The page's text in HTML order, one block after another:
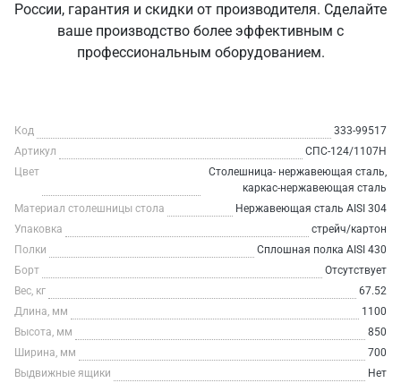
России, гарантия и скидки от производителя. Сделайте
ваше производство более эффективным с
профессиональным оборудованием.
Код
333-99517
Артикул
СПС-124/1107Н
Цвет
Столешница- нержавеющая сталь,
каркас-нержавеющая сталь
Материал столешницы стола
Нержавеющая сталь AISI 304
Упаковка
стрейч/картон
Полки
Сплошная полка AISI 430
Борт
Отсутствует
Вес, кг
67.52
Длина, мм
1100
Высота, мм
850
Ширина, мм
700
Выдвижные ящики
Нет